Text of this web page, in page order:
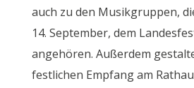
auch zu den Musikgruppen,
14. September, dem
angehören. Außerdem
festlichen Empfang am